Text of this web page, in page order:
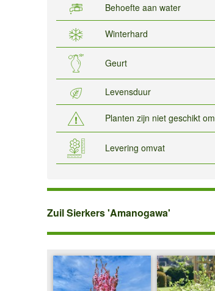
Behoefte aan water
Winterhard
Geurt
Levensduur
Planten zijn niet geschikt
Levering omvat
Zuil
Zuil Sierkers 'Amanogawa'